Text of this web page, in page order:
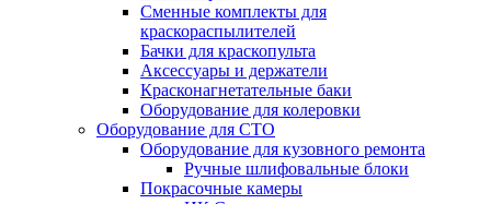
Сменные комплекты для
краскораспылителей
Бачки для краскопульта
Аксессуары и держатели
Красконагнетательные баки
Оборудование для колеровки
Оборудование для СТО
Оборудование для кузовного ремонта
Ручные шлифовальные блоки
Покрасочные камеры